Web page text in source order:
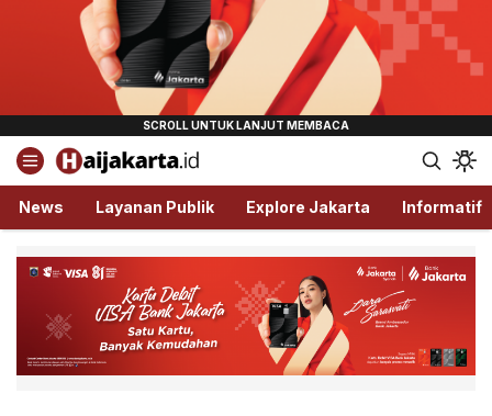
Haijakarta.id
Semua Tentang Jakarta Ada Disini!
News Layanan Publik Explore Jakarta Informatif